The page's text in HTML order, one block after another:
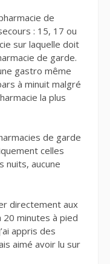
de
: 15, 17 ou
sur laquelle doit
de garde.
gastro même
à minuit malgré
la plus
de garde
celles
nuits, aucune
directement aux
minutes à pied
appris des
aimé avoir lu sur